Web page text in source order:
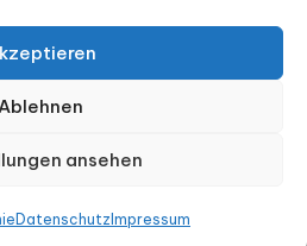
Ablehnen
ansehen
Datenschutz Impressum